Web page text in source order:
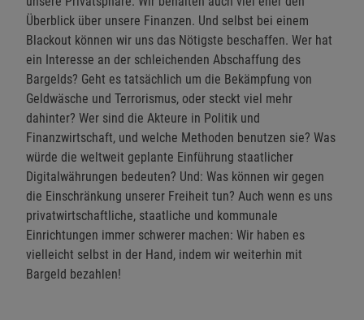
Überblick über unsere Finanzen. Und selbst bei einem
Blackout können wir uns das Nötigste beschaffen. Wer hat
ein Interesse an der schleichenden Abschaffung des
Bargelds? Geht es tatsächlich um die Bekämpfung von
Geldwäsche und Terrorismus, oder steckt viel mehr
dahinter? Wer sind die Akteure in Politik und
Finanzwirtschaft, und welche Methoden benutzen sie? Was
würde die weltweit geplante Einführung staatlicher
Digitalwährungen bedeuten? Und: Was können wir gegen
die Einschränkung unserer Freiheit tun? Auch wenn es uns
privatwirtschaftliche, staatliche und kommunale
Einrichtungen immer schwerer machen: Wir haben es
vielleicht selbst in der Hand, indem wir weiterhin mit
Bargeld bezahlen!